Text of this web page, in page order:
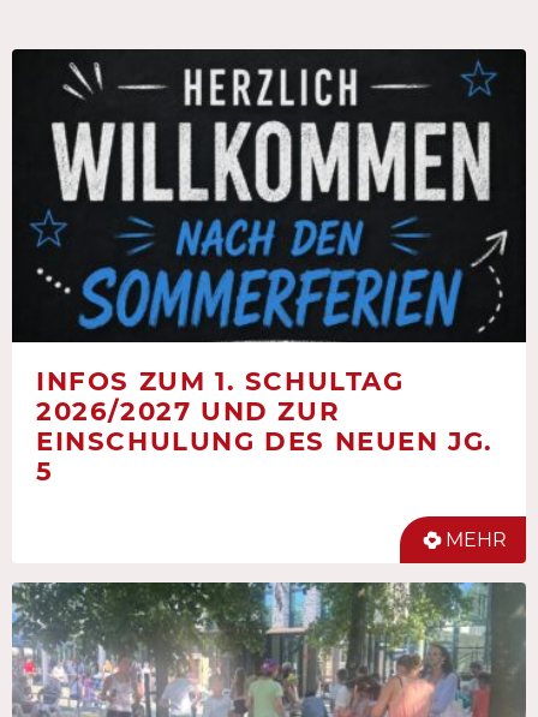
INFOS ZUM 1. SCHULTAG
2026/2027 UND ZUR
EINSCHULUNG DES NEUEN JG.
5
MEHR